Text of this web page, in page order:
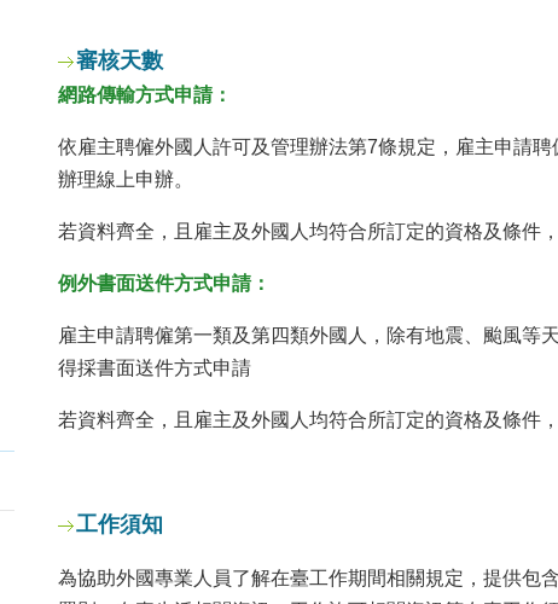
審核天數
網路傳輸方式申請：
依雇主聘僱外國人許可及管理辦法第7條規定，雇主申請
辦理線上申辦。
若資料齊全，且雇主及外國人均符合所訂定的資格及條件
例外書面送件方式申請：
雇主申請聘僱第一類及第四類外國人，除有地震、颱風等
得採書面送件方式申請
若資料齊全，且雇主及外國人均符合所訂定的資格及條件
工作須知
為協助外國專業人員了解在臺工作期間相關規定，提供包